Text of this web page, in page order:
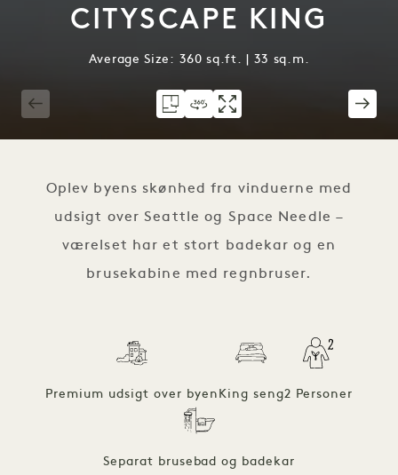
CITYSCAPE KING
Average Size: 360 sq.ft. | 33 sq.m.
Oplev byens skønhed fra vinduerne med
udsigt over Seattle og Space Needle –
værelset har et stort badekar og en
brusekabine med regnbruser.
Premium udsigt over byen King seng2 Personer
Separat brusebad og badekar